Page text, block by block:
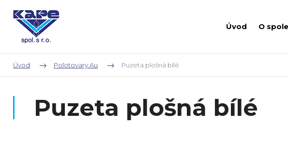
Úvod O
Úvod Polotovary Au Puzeta plošná bílé
Puzeta plošná bílé